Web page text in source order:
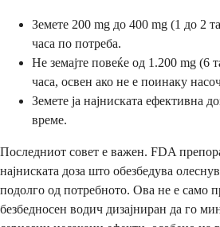
Земете 200 mg до 400 mg (1 до 2
часа по потреба.
Не земајте повеќе од 1.200 mg (6
часа, освен ако не е поинаку
Земете ја најниската ефективна
време.
Последниот совет е важен. FDA
најниската доза што обезбедува
подолго од потребното. Ова не е само
безбедносен водич дизајниран да го